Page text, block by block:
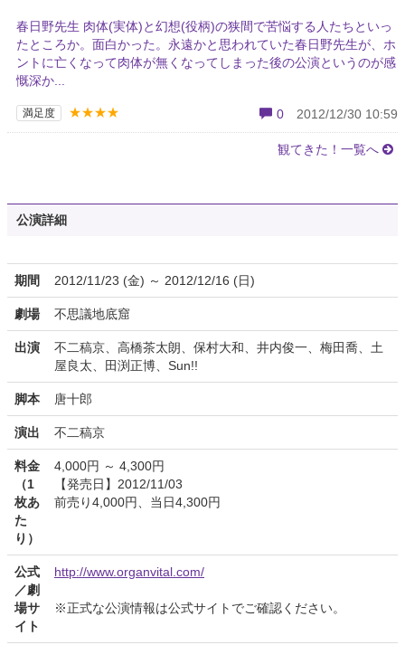
春日野先生 肉体(実体)と幻想(役柄)の狭間で苦悩する人たちといっ
たところか。面白かった。永遠かと思われていた春日野先生が、ホ
ントに亡くなって肉体が無くなってしまった後の公演というのが感
慨深か...
満足度 ★★★★ 0 2012/12/30 10:59
観てきた！一覧へ
公演詳細
期間 2012/11/23 (金) ～ 2012/12/16 (日)
劇場 不思議地底窟
出演
不二稿京、高橋茶太朗、保村大和、井内俊一、梅田喬、土
屋良太、田渕正博、Sun!!
脚本 唐十郎
演出 不二稿京
料金
（1
枚あ
た
り）
4,000円 ～ 4,300円
【発売日】2012/11/03
前売り4,000円、当日4,300円
公式
／劇
場サ
イト
http://www.organvital.com/
※正式な公演情報は公式サイトでご確認ください。